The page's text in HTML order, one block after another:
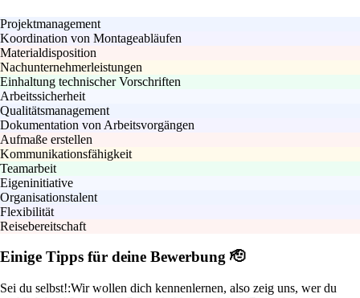
Projektmanagement
Koordination von Montageabläufen
Materialdisposition
Nachunternehmerleistungen
Einhaltung technischer Vorschriften
Arbeitssicherheit
Qualitätsmanagement
Dokumentation von Arbeitsvorgängen
Aufmaße erstellen
Kommunikationsfähigkeit
Teamarbeit
Eigeninitiative
Organisationstalent
Flexibilität
Reisebereitschaft
Einige Tipps für deine Bewerbung 🫡
Sei du selbst!:Wir wollen dich kennenlernen, also zeig uns, wer du